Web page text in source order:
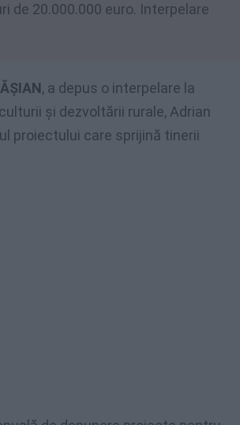
de 20.000.000 euro. Interpelare
, a depus o interpelare la
și dezvoltării rurale, Adrian
proiectului care sprijină tinerii